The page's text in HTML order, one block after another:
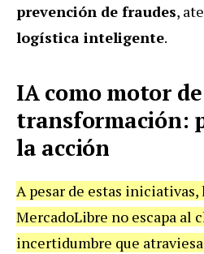
prevención de fraudes,
logística inteligente.
IA como motor de
transformación:
la acción
A pesar de estas iniciativas,
MercadoLibre no escapa al
incertidumbre que